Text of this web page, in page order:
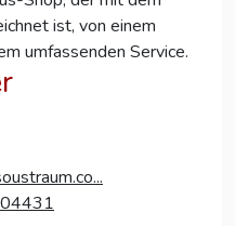
ist, von einem
umfassenden Service.